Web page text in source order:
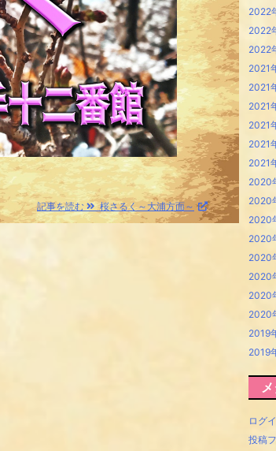
記事を読む 桜さるく～大浦方面～
2022
2022
2022
2021
2021
2021
2021
2021
2021
2020
2020
2020
2020
2020
2020
2020
2020
2019
2019
ログ
投稿